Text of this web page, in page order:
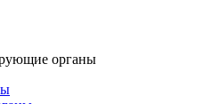
органы